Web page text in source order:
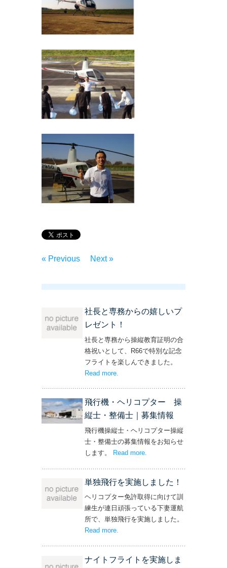
« Previous Next »
社長と専務からの嬉しいプ
レゼント！
社長と専務から操縦教育証明の合
格祝いとして、R66で特別な記念
フライトを楽しんできました。
Read more
飛行機・ヘリコプター 操
縦士・整備士｜募集情報
飛行機操縦士・ヘリコプター操縦
士・整備士の募集情報をお知らせ
します。
Read more
単独飛行を実施しました！
ヘリコプター免許取得に向けて訓
練生が連日頑張っている下妻運航
所で、単独飛行を実施しました。
Read more– ‘単独飛行を実施しました！’
.
ナイトフライトを実施しま